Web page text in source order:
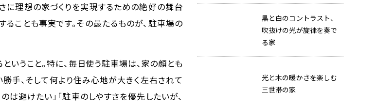
に理想の家づくりを実現するための絶好の舞台
ることも事実です。その最たるものが、駐車場の
いうこと。特に、毎日使う駐車場は、家の顔とも
手、そして何より住み心地が大きく左右されて
は避けたい」「駐車のしやすさを優先したいが、
黒と白のコントラスト、
吹抜けの光が旋律を奏で
る家
光と木の暖かさを楽しむ
三世帯の家